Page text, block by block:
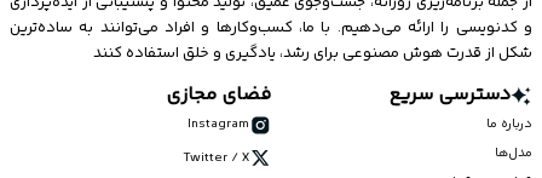
و کدنویسی را ارائه می‌دهیم. با ما، کسب‌وکارها و افراد می‌توانند به ساده‌ترین
شکل از قدرت هوش مصنوعی برای رشد، یادگیری و خلق استفاده کنند
دسترسی سریع
درباره ما
مدل‌ها
فضای مجازی
Instagram
Twitter / X